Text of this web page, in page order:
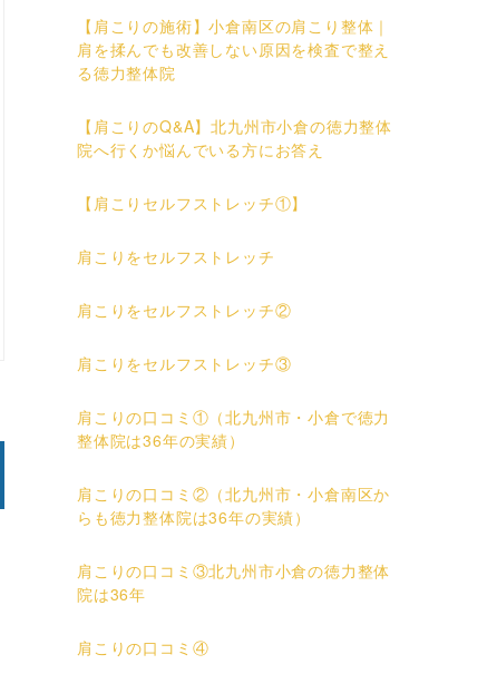
【肩こりの施術】小倉南区の肩こり整体｜
肩を揉んでも改善しない原因を検査で整え
る徳力整体院
【肩こりのQ&A】北九州市小倉の徳力整体
院へ行くか悩んでいる方にお答え
【肩こりセルフストレッチ①】
肩こりをセルフストレッチ
肩こりをセルフストレッチ②
肩こりをセルフストレッチ③
肩こりの口コミ①（北九州市・小倉で徳力
整体院は36年の実績）
肩こりの口コミ②（北九州市・小倉南区か
らも徳力整体院は36年の実績）
肩こりの口コミ③北九州市小倉の徳力整体
院は36年
肩こりの口コミ④